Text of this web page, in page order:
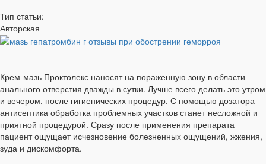
Тип статьи:
Авторская
Крем-мазь Проктолекс наносят на пораженную зону в области
анального отверстия дважды в сутки. Лучше всего делать это утром
и вечером, после гигиенических процедур. С помощью дозатора –
антисептика обработка проблемных участков станет несложной и
приятной процедурой. Сразу после применения препарата
пациент ощущает исчезновение болезненных ощущений, жжения,
зуда и дискомфорта.